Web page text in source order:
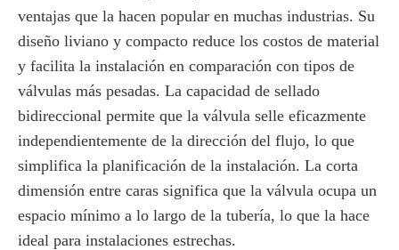
ventajas que la hacen popular en muchas industrias. Su
diseño liviano y compacto reduce los costos de material
y facilita la instalación en comparación con tipos de
válvulas más pesadas. La capacidad de sellado
bidireccional permite que la válvula selle eficazmente
independientemente de la dirección del flujo, lo que
simplifica la planificación de la instalación. La corta
dimensión entre caras significa que la válvula ocupa un
espacio mínimo a lo largo de la tubería, lo que la hace
ideal para instalaciones estrechas.